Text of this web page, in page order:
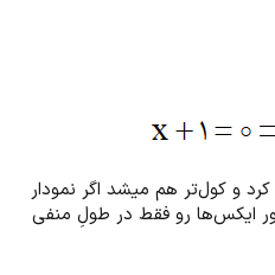
و کول‌تر هم میشد اگر نمودار
ایکس‌ها رو فقط در طولِ منفی